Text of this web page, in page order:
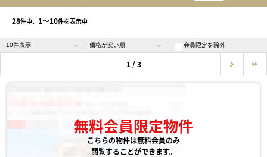
28件中、 1〜10件を表示中
会員限定を除外
1 / 3
無料会員限定物件
こちらの物件は無料会員のみ
閲覧することができます。